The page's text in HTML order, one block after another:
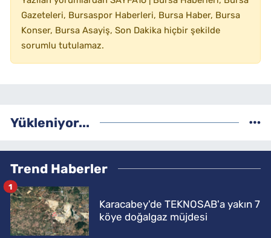
Gazeteleri, Bursaspor Haberleri, Bursa Haber, Bursa
Konser, Bursa Asayiş, Son Dakika hiçbir şekilde
sorumlu tutulamaz.
Yükleniyor...
Trend Haberler
Karacabey'de TEKNOSAB'a yakın 7
köye doğalgaz müjdesi
1